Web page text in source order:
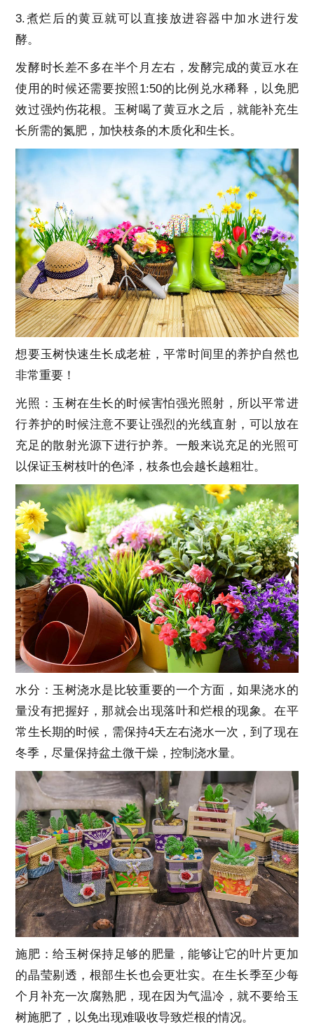
3.煮烂后的黄豆就可以直接放进容器中加水进行发
酵。
发酵时长差不多在半个月左右，发酵完成的黄豆水在
使用的时候还需要按照1:50的比例兑水稀释，以免肥
效过强灼伤花根。玉树喝了黄豆水之后，就能补充生
长所需的氮肥，加快枝条的木质化和生长。
想要玉树快速生长成老桩，平常时间里的养护自然也
非常重要！
光照：玉树在生长的时候害怕强光照射，所以平常进
行养护的时候注意不要让强烈的光线直射，可以放在
充足的散射光源下进行护养。一般来说充足的光照可
以保证玉树枝叶的色泽，枝条也会越长越粗壮。
水分：玉树浇水是比较重要的一个方面，如果浇水的
量没有把握好，那就会出现落叶和烂根的现象。在平
常生长期的时候，需保持4天左右浇水一次，到了现在
冬季，尽量保持盆土微干燥，控制浇水量。
施肥：给玉树保持足够的肥量，能够让它的叶片更加
的晶莹剔透，根部生长也会更壮实。在生长季至少每
个月补充一次腐熟肥，现在因为气温冷，就不要给玉
树施肥了，以免出现难吸收导致烂根的情况。